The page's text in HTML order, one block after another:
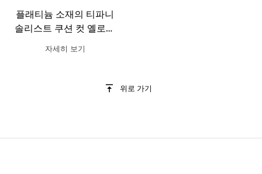
플래티늄 소재의 티파니
솔리스트 쿠션 컷 옐로우
다이아몬드 헤일로 웨딩
링
자세히 보기
위로 가기